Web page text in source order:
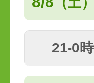
21-0時